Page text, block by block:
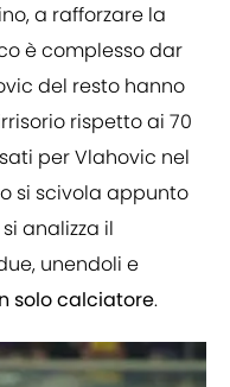
a rafforzare la
è complesso dar
del resto hanno
rispetto ai 70
per Vlahovic nel
si scivola appunto
analizza il
unendoli e
solo calciatore.